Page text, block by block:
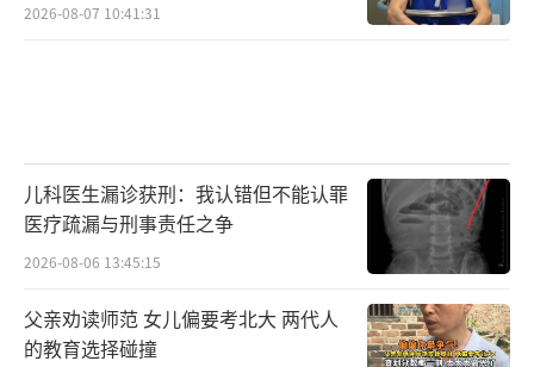
2026-08-07 10:41:31
儿科医生漏诊获刑：我认错但不能认罪
医疗疏漏与刑事责任之争
2026-08-06 13:45:15
父亲劝读师范 女儿偏要考北大 两代人
的教育选择碰撞